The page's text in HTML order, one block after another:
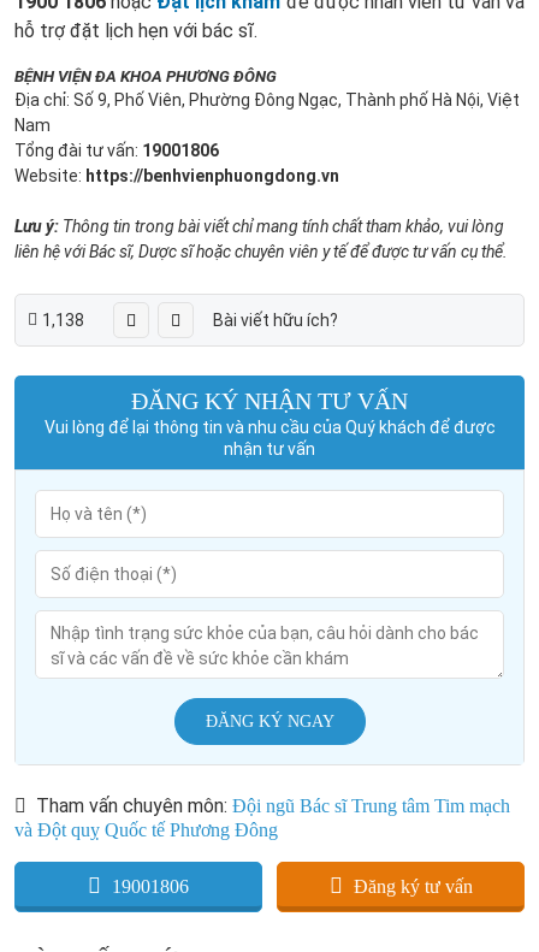
hỗ trợ đặt lịch hẹn với bác sĩ.
BỆNH VIỆN ĐA KHOA PHƯƠNG ĐÔNG
Địa chỉ: Số 9, Phố Viên, Phường Đông Ngạc, Thành phố Hà Nội, Việt
Nam
Tổng đài tư vấn: 19001806
Website: https://benhvienphuongdong.vn
Lưu ý: Thông tin trong bài viết chỉ mang tính chất tham khảo, vui lòng
liên hệ với Bác sĩ, Dược sĩ hoặc chuyên viên y tế để được tư vấn cụ thể.
1,138 Bài viết hữu ích?
ĐĂNG KÝ NHẬN TƯ VẤN
Vui lòng để lại thông tin và nhu cầu của Quý khách để được
nhận tư vấn
ĐĂNG KÝ NGAY
Tham vấn chuyên môn: Đội ngũ Bác sĩ Trung tâm Tim mạch
và Đột quỵ Quốc tế Phương Đông
19001806 Đăng ký tư vấn